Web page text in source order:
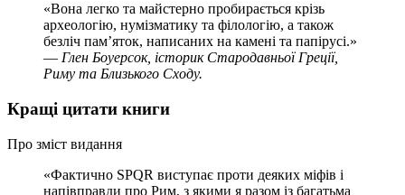
«Вона легко та майстерно пробирається крізь
археологію, нумізматику та філологію, а також
безліч пам’яток, написаних на камені та папірусі.»
— Глен Боуерсок, історик Стародавньої Греції,
Риму та Близького Сходу.
Кращі цитати книги
Про зміст видання
«Фактично SPQR виступає проти деяких міфів і
напівправди про Рим, з якими я разом із багатьма